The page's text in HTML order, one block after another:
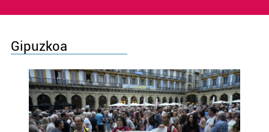
Gipuzkoa